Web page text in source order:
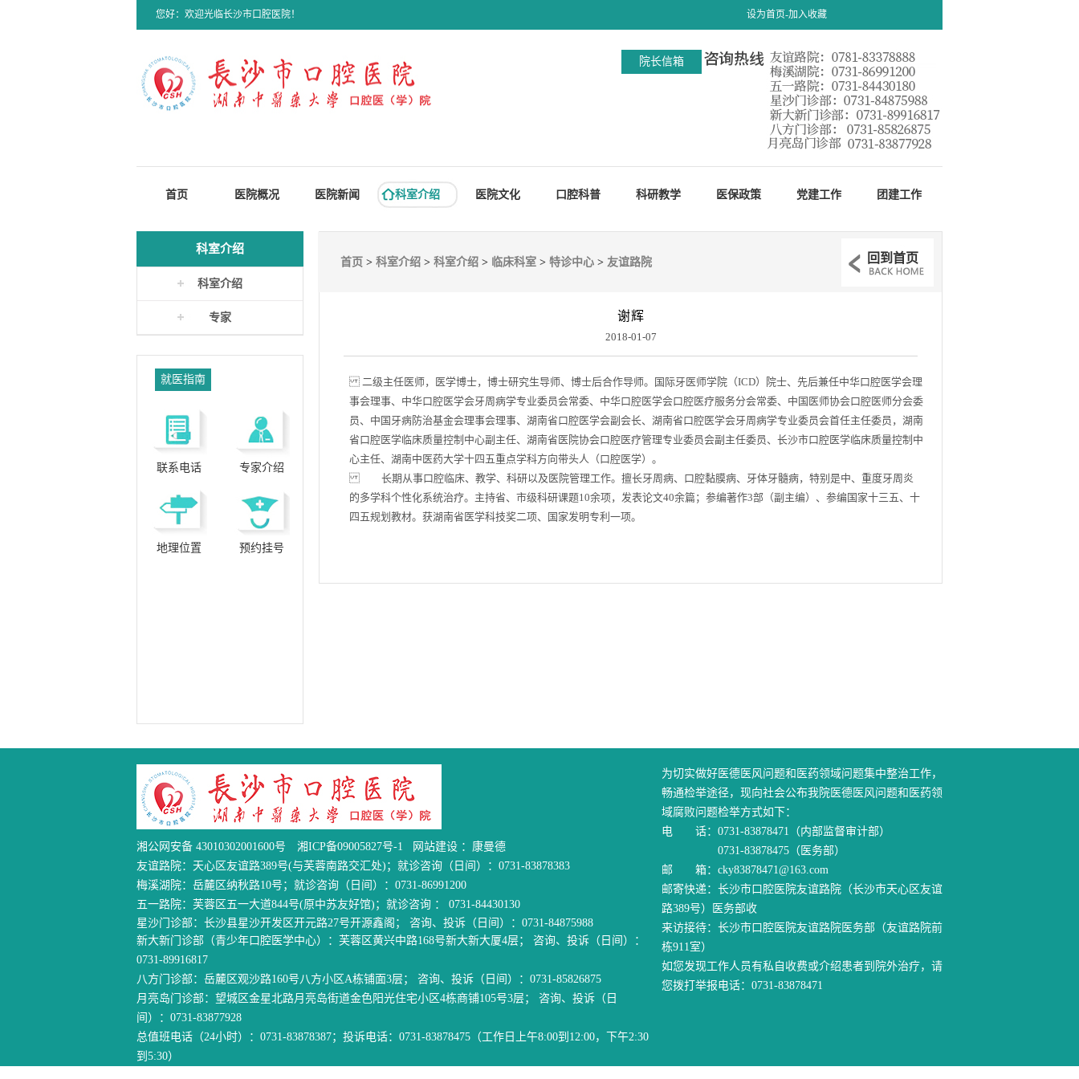
您好：欢迎光临长沙市口腔医院！ 设为首页-加入收藏
院长信箱
首页 医院概况 医院新闻 科室介绍 医院文化 口腔科普 科研教学 医保政策 党建工作 团建工作
科室介绍
科室介绍
专家
就医指南
联系电话 专家介绍
地理位置 预约挂号
首页 > 科室介绍 > 科室介绍 > 临床科室 > 特诊中心 > 友谊路院 回到首页
谢辉
2018-01-07
二级主任医师，医学博士，博士研究生导师、博士后合作导师。国际牙医师学院（ICD）院士、先后兼任中华口腔医学会理
事会理事、中华口腔医学会牙周病学专业委员会常委、中华口腔医学会口腔医疗服务分会常委、中国医师协会口腔医师分会委
员、中国牙病防治基金会理事会理事、湖南省口腔医学会副会长、湖南省口腔医学会牙周病学专业委员会首任主任委员，湖南
省口腔医学临床质量控制中心副主任、湖南省医院协会口腔医疗管理专业委员会副主任委员、长沙市口腔医学临床质量控制中
心主任、湖南中医药大学十四五重点学科方向带头人（口腔医学）。
长期从事口腔临床、教学、科研以及医院管理工作。擅长牙周病、口腔黏膜病、牙体牙髓病，特别是中、重度牙周炎
的多学科个性化系统治疗。主持省、市级科研课题10余项，发表论文40余篇；参编著作3部（副主编）、参编国家十三五、十
四五规划教材。获湖南省医学科技奖二项、国家发明专利一项。
湘公网安备 43010302001600号 湘ICP备09005827号-1 网站建设 ： 康曼德
友谊路院：天心区友谊路389号(与芙蓉南路交汇处)；就诊咨询（日间）：0731-83878383
梅溪湖院：岳麓区纳秋路10号；就诊咨询（日间）：0731-86991200
五一路院：芙蓉区五一大道844号(原中苏友好馆)；就诊咨询 ： 0731-84430130
星沙门诊部：长沙县星沙开发区开元路27号开源鑫阁； 咨询、投诉（日间）：0731-84875988
新大新门诊部（青少年口腔医学中心）：芙蓉区黄兴中路168号新大新大厦4层； 咨询、投诉（日间）：
0731-89916817
八方门诊部：岳麓区观沙路160号八方小区A栋铺面3层； 咨询、投诉（日间）：0731-85826875
月亮岛门诊部：望城区金星北路月亮岛街道金色阳光住宅小区4栋商铺105号3层； 咨询、投诉（日
间）：0731-83877928
总值班电话（24小时）：0731-83878387；投诉电话：0731-83878475（工作日上午8:00到12:00，下午2:30
到5:30）
为切实做好医德医风问题和医药领域问题集中整治工作，
畅通检举途径，现向社会公布我院医德医风问题和医药领
域腐败问题检举方式如下：
电 话：0731-83878471（内部监督审计部）
0731-83878475（医务部）
邮 箱：cky83878471@163.com
邮寄快递：长沙市口腔医院友谊路院（长沙市天心区友谊
路389号）医务部收
来访接待：长沙市口腔医院友谊路院医务部（友谊路院前
栋911室）
如您发现工作人员有私自收费或介绍患者到院外治疗，请
您拨打举报电话：0731-83878471